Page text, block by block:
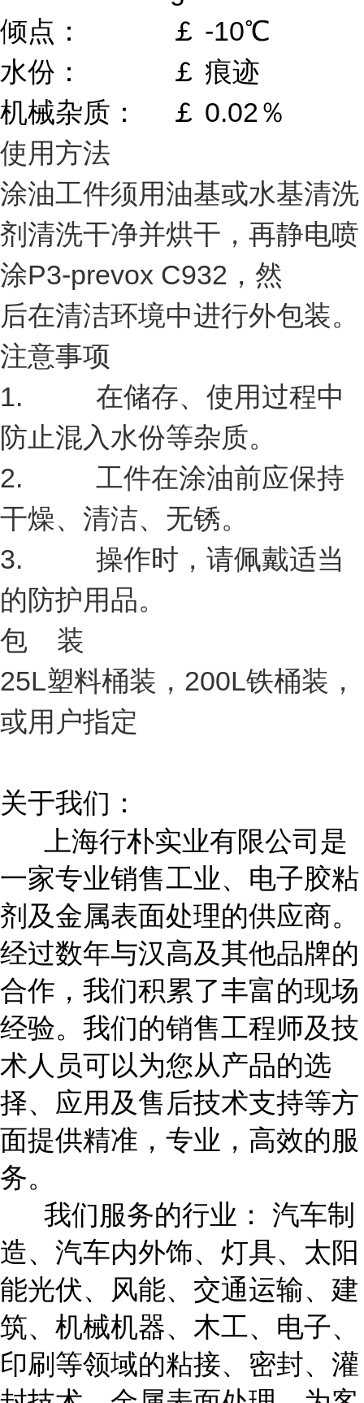
倾点：
￡ -10℃
水份：
￡ 痕迹
机械杂质：
￡ 0.02％
使用方法
涂油工件须用油基或水基清洗
剂清洗干净并烘干，再静电喷
涂P3-prevox C932，然
后在清洁环境中进行外包装。
注意事项
1. 在储存、使用过程中
防止混入水份等杂质。
2. 工件在涂油前应保持
干燥、清洁、无锈。
3. 操作时，请佩戴适当
的防护用品。
包 装
25L塑料桶装，200L铁桶装，
或用户指定
关于我们：
上海行朴实业有限公司是
一家专业销售工业、电子胶粘
剂及金属表面处理的供应商。
经过数年与汉高及其他品牌的
合作，我们积累了丰富的现场
经验。我们的销售工程师及技
术人员可以为您从产品的选
择、应用及售后技术支持等方
面提供精准，专业，高效的服
务。
我们服务的行业： 汽车制
造、汽车内外饰、灯具、太阳
能光伏、风能、交通运输、建
筑、机械机器、木工、电子、
印刷等领域的粘接、密封、灌